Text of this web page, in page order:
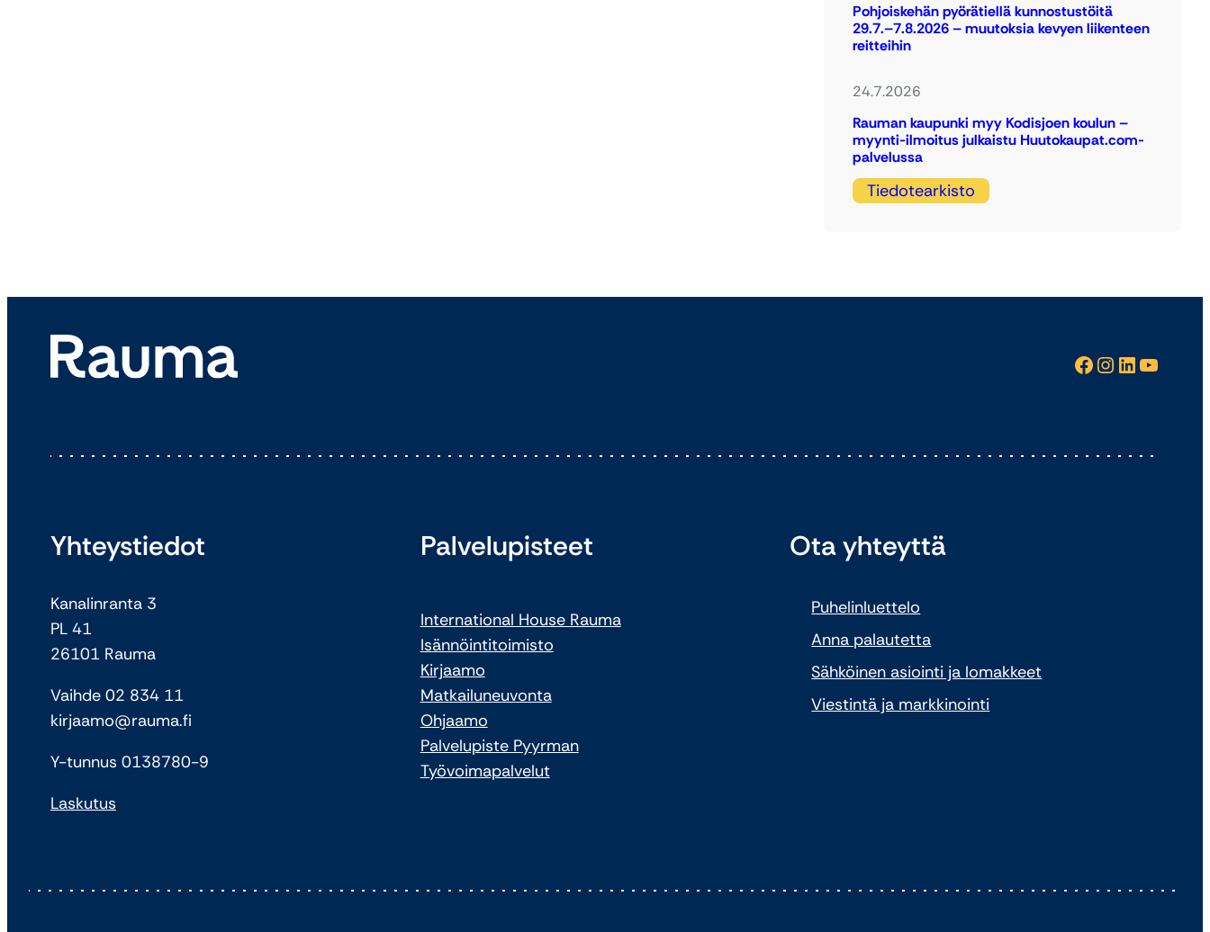
Pohjoiskehän pyörätiellä kunnostustöitä
29.7.–7.8.2026 – muutoksia kevyen liikenteen
reitteihin
24.7.2026
Rauman kaupunki myy Kodisjoen koulun –
myynti-ilmoitus julkaistu Huutokaupat.com-
palvelussa
Tiedotearkisto
Facebook InstagramLinkedIn YouTube
Yhteystiedot
Kanalinranta 3
PL 41
26101 Rauma
Vaihde 02 834 11
kirjaamo@rauma.fi
Y-tunnus 0138780-9
Laskutus
Palvelupisteet
International House Rauma
Isännöintitoimisto
Kirjaamo
Matkailuneuvonta
Ohjaamo
Palvelupiste Pyyrman
Työvoimapalvelut
Ota yhteyttä
Puhelinluettelo
Anna palautetta
Sähköinen asiointi ja lomakkeet
Viestintä ja markkinointi